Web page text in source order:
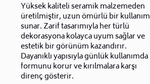
Yüksek kaliteli seramik malzemeden
üretilmiştir, uzun ömürlü bir kullanım
sunar. Zarif tasarımıyla her türlü
dekorasyona kolayca uyum sağlar ve
estetik bir görünüm kazandırır.
Dayanıklı yapısıyla günlük kullanımda
formunu korur ve kırılmalara karşı
direnç gösterir.